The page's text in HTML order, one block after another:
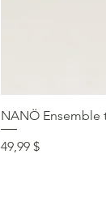
NANÖ Ensemble
Prix
49,99 $